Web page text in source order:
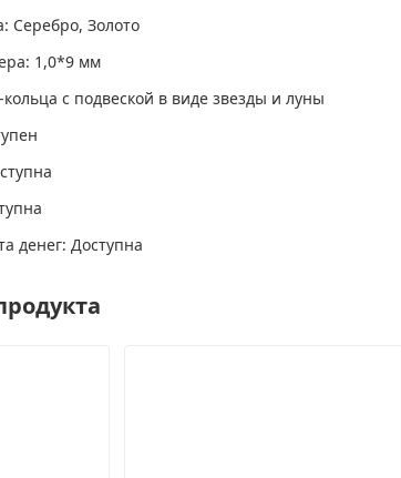
Серебро, Золото
1,0*9 мм
с подвеской в виде звезды и луны
денег: Доступна